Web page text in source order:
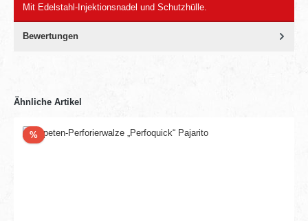
Mit Edelstahl-Injektionsnadel und Schutzhülle.
Bewertungen
Ähnliche Artikel
%Rabatt